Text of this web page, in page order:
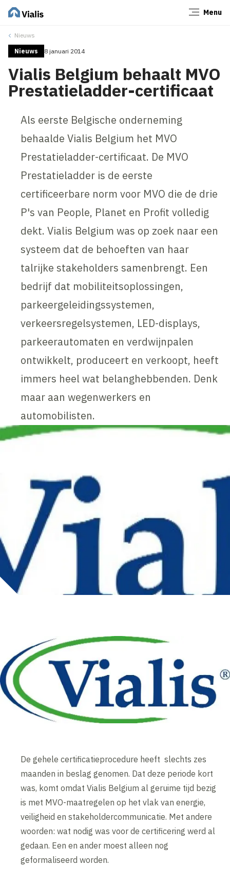
Menu
Nieuws
Nieuws 8 januari 2014
Vialis Belgium behaalt MVO
Prestatieladder-certificaat
Als eerste Belgische onderneming
behaalde Vialis Belgium het MVO
Prestatieladder-certificaat. De MVO
Prestatieladder is de eerste
certificeerbare norm voor MVO die de drie
P's van People, Planet en Profit volledig
dekt. Vialis Belgium was op zoek naar een
systeem dat de behoeften van haar
talrijke stakeholders samenbrengt. Een
bedrijf dat mobiliteitsoplossingen,
parkeergeleidingssystemen,
verkeersregelsystemen, LED-displays,
parkeerautomaten en verdwijnpalen
ontwikkelt, produceert en verkoopt, heeft
immers heel wat belanghebbenden. Denk
maar aan wegenwerkers en
automobilisten.
De gehele certificatieprocedure heeft slechts zes
maanden in beslag genomen. Dat deze periode kort
was, komt omdat Vialis Belgium al geruime tijd bezig
is met MVO-maatregelen op het vlak van energie,
veiligheid en stakeholdercommunicatie. Met andere
woorden: wat nodig was voor de certificering werd al
gedaan. Een en ander moest alleen nog
geformaliseerd worden.
Sluiten